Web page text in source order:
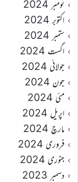
نومبر 2024
اکتوبر 2024
ستمبر 2024
اگست 2024
جولائی 2024
جون 2024
مئی 2024
اپریل 2024
مارچ 2024
فروری 2024
جنوری 2024
دسمبر 2023